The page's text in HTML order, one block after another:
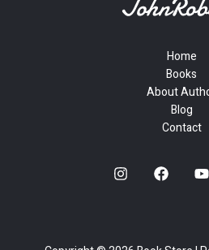
Home
Books
About
Blog
Contact